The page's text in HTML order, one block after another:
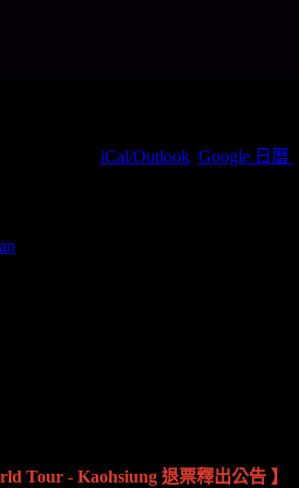
iCal/Outlook Google 日曆
Tour - Kaohsiung 退票釋出公告 】